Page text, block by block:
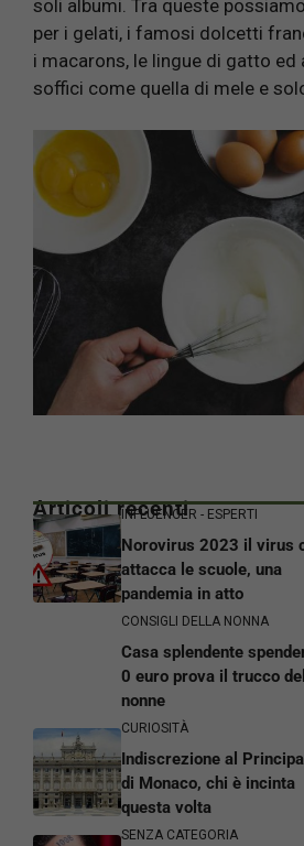
soli albumi. Tra queste
per i gelati, i famosi dolcetti
i macarons, le lingue di gatto ed
soffici come quella di mele e
Articoli recentiINFLUENCER - ESPERTI
Norovirus 2023 il virus
attacca le scuole, una
pandemia in atto
CONSIGLI DELLA NONNA
Casa splendente
0 euro prova il trucco
nonne
CURIOSITÀ
Indiscrezione al
di Monaco, chi è incinta
questa volta
SENZA CATEGORIA